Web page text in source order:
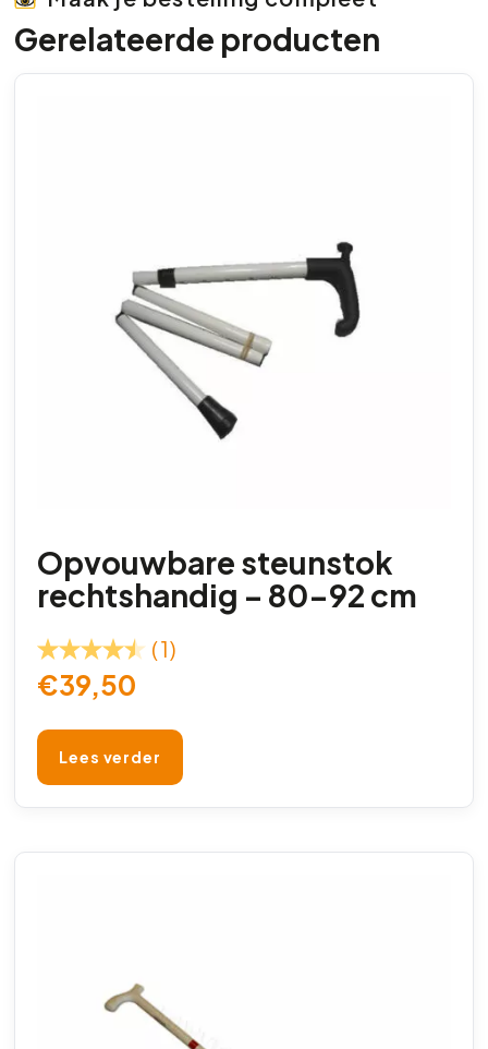
Gerelateerde producten
Opvouwbare steunstok
rechtshandig – 80-92 cm
(1)
€39,50
Lees verder